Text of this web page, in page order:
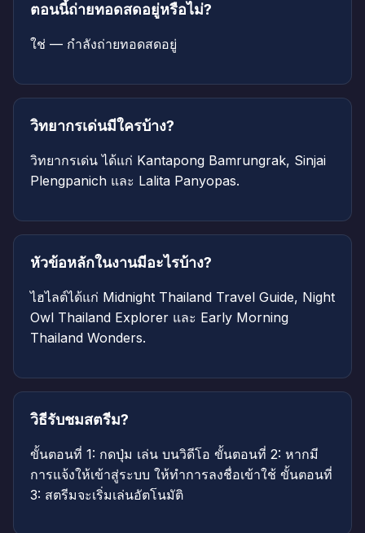
ตอนนี้ถ่ายทอดสดอยู่หรือไม่?
ใช่ — กำลังถ่ายทอดสดอยู่
วิทยากรเด่นมีใครบ้าง?
วิทยากรเด่น ได้แก่ Kantapong Bamrungrak, Sinjai
Plengpanich และ Lalita Panyopas.
หัวข้อหลักในงานมีอะไรบ้าง?
ไฮไลต์ได้แก่ Midnight Thailand Travel Guide, Night
Owl Thailand Explorer และ Early Morning
Thailand Wonders.
วิธีรับชมสตรีม?
ขั้นตอนที่ 1: กดปุ่ม เล่น บนวิดีโอ ขั้นตอนที่ 2: หากมี
การแจ้งให้เข้าสู่ระบบ ให้ทำการลงชื่อเข้าใช้ ขั้นตอนที่
3: สตรีมจะเริ่มเล่นอัตโนมัติ